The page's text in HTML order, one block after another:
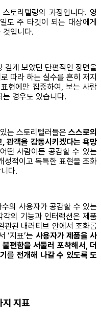
토리텔링의 과정입니다. 영
도 주 타깃이 되는 대상에게
것입니다.
깊게 보았던 단편적인 장면을
따라 하는 실수를 흔히 저지
현에만 집중하여, 보는 사람
경우도 있습니다.
는 스토리텔러들은 스스로의
관객을 감동시키겠다는 욕망
떤 사람이든 공감할 수 있는
성적이고 독특한 표현을 조화
다.
의 사용자가 공감할 수 있는
의 기능과 인터랙션은 제품
관된 내러티브 안에서 조화롭
‘지표’는 사용자가 제품을 사
편함을 서둘러 포착해서, 더
를 전개해 나갈 수 있도록 도
지표